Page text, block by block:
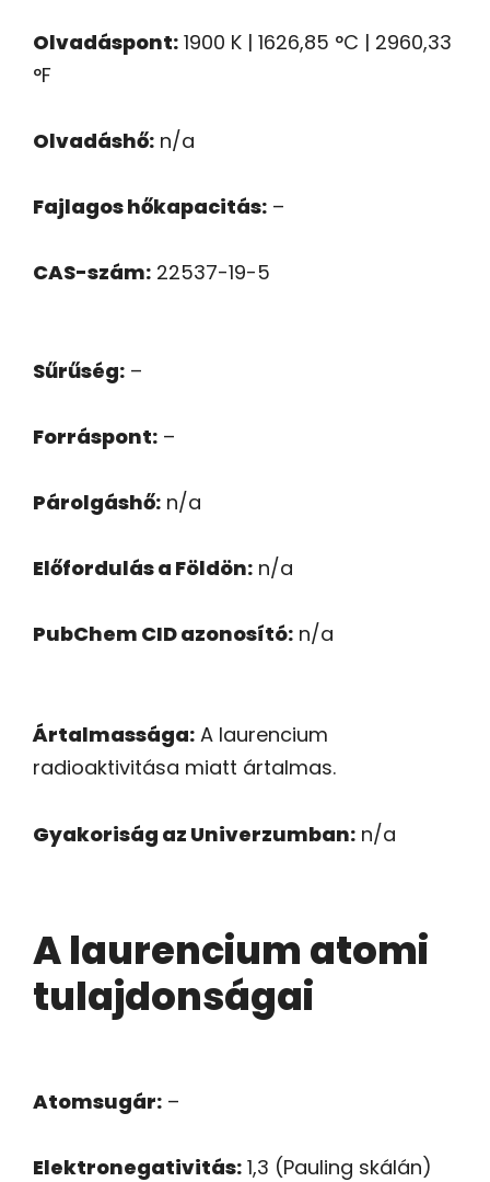
Olvadáspont: 1900 K | 1626,85 °C | 2960,33
°F
Olvadáshő: n/a
Fajlagos hőkapacitás: –
CAS-szám: 22537-19-5
Sűrűség: –
Forráspont: –
Párolgáshő: n/a
Előfordulás a Földön: n/a
PubChem CID azonosító: n/a
Ártalmassága: A laurencium
radioaktivitása miatt ártalmas.
Gyakoriság az Univerzumban: n/a
A laurencium atomi
tulajdonságai
Atomsugár: –
Elektronegativitás: 1,3 (Pauling skálán)